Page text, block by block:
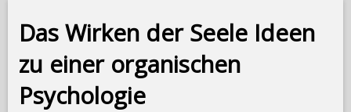
Das Wirken der Seele Ideen
zu einer organischen
Psychologie